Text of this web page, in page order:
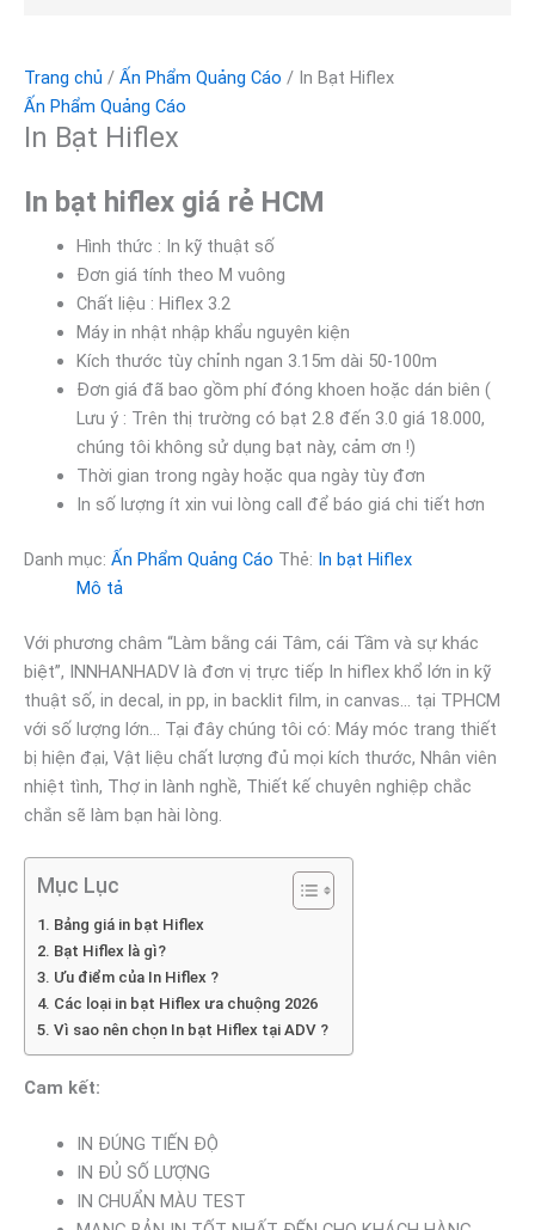
Trang chủ / Ấn Phẩm Quảng Cáo / In Bạt Hiflex
Ấn Phẩm Quảng Cáo
In Bạt Hiflex
In bạt hiflex giá rẻ HCM
Hình thức : In kỹ thuật số
Đơn giá tính theo M vuông
Chất liệu : Hiflex 3.2
Máy in nhật nhập khẩu nguyên kiện
Kích thước tùy chỉnh ngan 3.15m dài 50-100m
Đơn giá đã bao gồm phí đóng khoen hoặc dán biên (
Lưu ý : Trên thị trường có bạt 2.8 đến 3.0 giá 18.000,
chúng tôi không sử dụng bạt này, cảm ơn !)
Thời gian trong ngày hoặc qua ngày tùy đơn
In số lượng ít xin vui lòng call để báo giá chi tiết hơn
Danh mục: Ấn Phẩm Quảng Cáo Thẻ: In bạt Hiflex
Mô tả
Với phương châm “Làm bằng cái Tâm, cái Tầm và sự khác
biệt”, INNHANHADV là đơn vị trực tiếp In hiflex khổ lớn in kỹ
thuật số, in decal, in pp, in backlit film, in canvas… tại TPHCM
với số lượng lớn… Tại đây chúng tôi có: Máy móc trang thiết
bị hiện đại, Vật liệu chất lượng đủ mọi kích thước, Nhân viên
nhiệt tình, Thợ in lành nghề, Thiết kế chuyên nghiệp chắc
chắn sẽ làm bạn hài lòng.
Mục Lục
Bảng giá in bạt Hiflex
Bạt Hiflex là gì?
Ưu điểm của In Hiflex ?
Các loại in bạt Hiflex ưa chuộng 2026
Vì sao nên chọn In bạt Hiflex tại ADV ?
Cam kết:
IN ĐÚNG TIẾN ĐỘ
IN ĐỦ SỐ LƯỢNG
IN CHUẨN MÀU TEST